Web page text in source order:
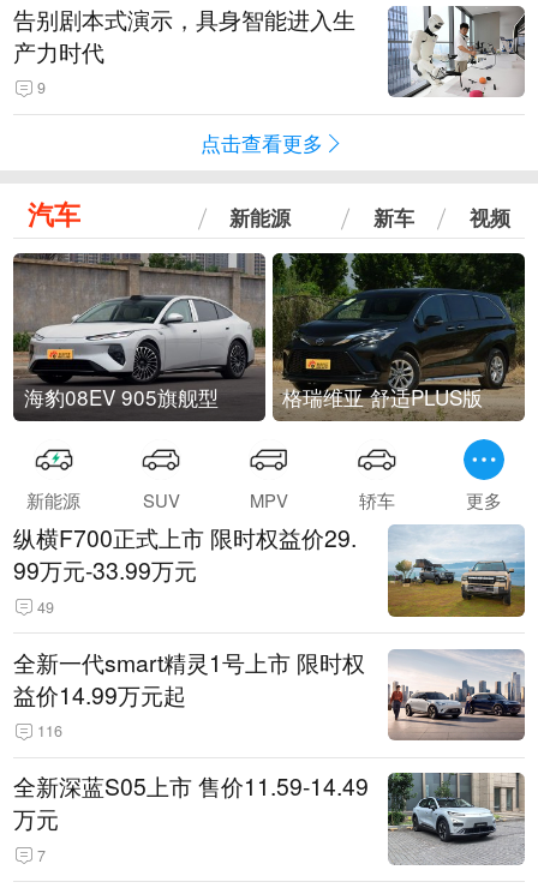
告别剧本式演示，具身智能进入生
产力时代
9
点击查看更多
汽车 新能源 新车 视频
海豹08EV 905旗舰型 格瑞维亚 舒适PLUS版
新能源 SUV MPV 轿车 更多
纵横F700正式上市 限时权益价29.
99万元-33.99万元
49
全新一代smart精灵1号上市 限时权
益价14.99万元起
116
全新深蓝S05上市 售价11.59-14.49
万元
7